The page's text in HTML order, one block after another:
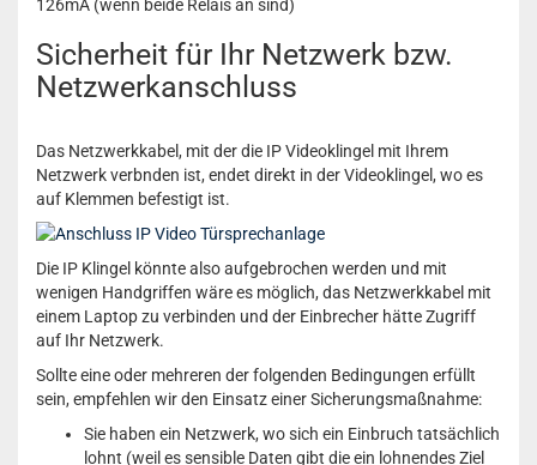
126mA (wenn beide Relais an sind)
Sicherheit für Ihr Netzwerk bzw.
Netzwerkanschluss
Das Netzwerkkabel, mit der die IP Videoklingel mit Ihrem
Netzwerk verbnden ist, endet direkt in der Videoklingel, wo es
auf Klemmen befestigt ist.
Die IP Klingel könnte also aufgebrochen werden und mit
wenigen Handgriffen wäre es möglich, das Netzwerkkabel mit
einem Laptop zu verbinden und der Einbrecher hätte Zugriff
auf Ihr Netzwerk.
Sollte eine oder mehreren der folgenden Bedingungen erfüllt
sein, empfehlen wir den Einsatz einer Sicherungsmaßnahme:
Sie haben ein Netzwerk, wo sich ein Einbruch tatsächlich
lohnt (weil es sensible Daten gibt die ein lohnendes Ziel